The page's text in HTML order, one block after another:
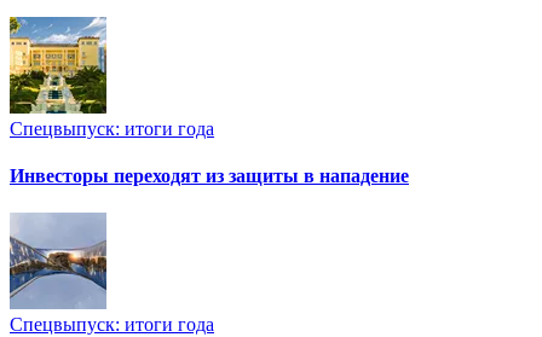
Спецвыпуск: итоги года
Инвесторы переходят из защиты в нападение
Спецвыпуск: итоги года